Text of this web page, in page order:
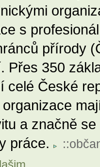
s
přírody
Přes 350
celé České
a značně
práce.
::